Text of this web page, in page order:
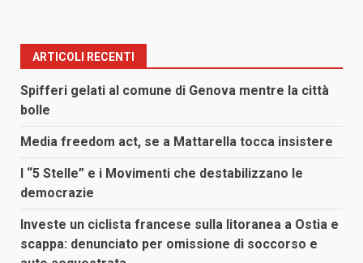
ARTICOLI RECENTI
Spifferi gelati al comune di Genova mentre la città
bolle
Media freedom act, se a Mattarella tocca insistere
I “5 Stelle” e i Movimenti che destabilizzano le
democrazie
Investe un ciclista francese sulla litoranea a Ostia e
scappa: denunciato per omissione di soccorso e